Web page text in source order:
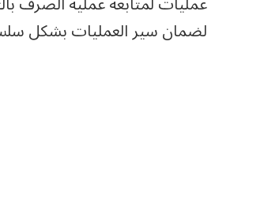
لضمان سير العمليات بشكل